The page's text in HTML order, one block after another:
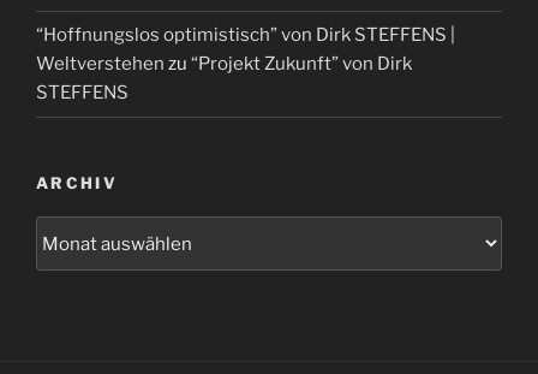
“Hoffnungslos optimistisch” von Dirk STEFFENS |
Weltverstehen zu “Projekt Zukunft” von Dirk
STEFFENS
ARCHIV